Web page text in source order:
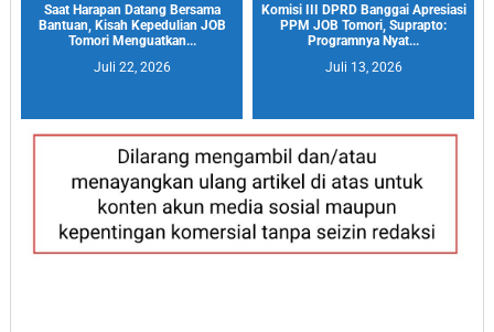
Saat Harapan Datang Bersama
Bantuan, Kisah Kepedulian JOB
Tomori Menguatkan...
Juli 22, 2026
Komisi III DPRD Banggai Apresiasi
PPM JOB Tomori, Suprapto:
Programnya Nyat...
Juli 13, 2026